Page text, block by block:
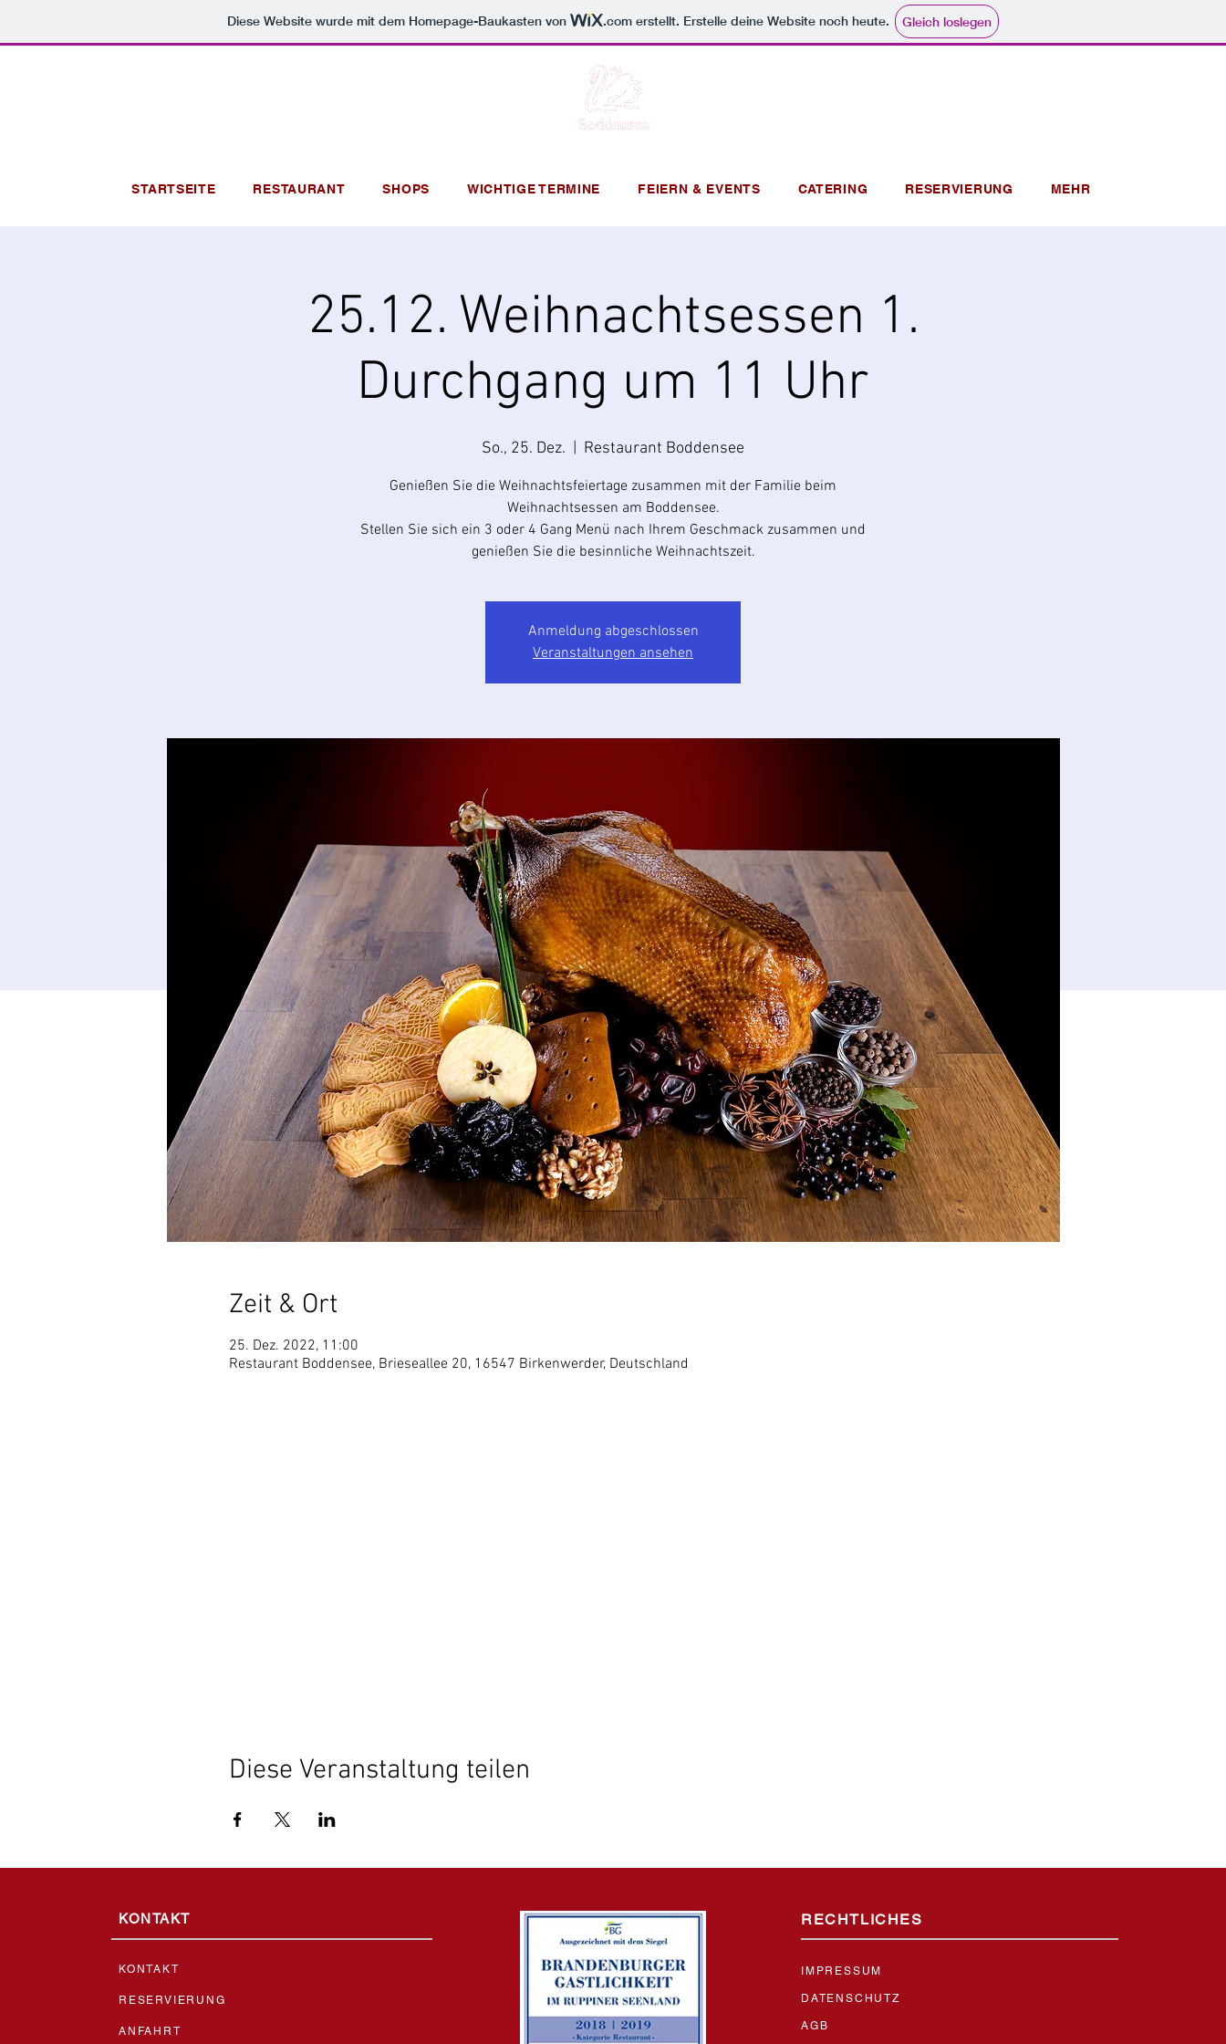
Diese Website wurde mit dem Homepage-Baukasten von .com erstellt. Erstelle deine Website noch heute. Gleich loslegen
STARTSEITE RESTAURANT SHOPS WICHTIGE TERMINE FEIERN & EVENTS CATERING RESERVIERUNG MEHR
25.12. Weihnachtsessen 1.
Durchgang um 11 Uhr
So., 25. Dez. Restaurant Boddensee
Genießen Sie die Weihnachtsfeiertage zusammen mit der Familie beim
Weihnachtsessen am Boddensee.
Stellen Sie sich ein 3 oder 4 Gang Menü nach Ihrem Geschmack zusammen und
genießen Sie die besinnliche Weihnachtszeit.
Anmeldung abgeschlossen
Veranstaltungen ansehen
Zeit & Ort
25. Dez. 2022, 11:00
Restaurant Boddensee, Brieseallee 20, 16547 Birkenwerder, Deutschland
Diese Veranstaltung teilen
KONTAKT
KONTAKT
RESERVIERUNG
ANFAHRT
RECHTLICHES
IMPRESSUM
DATENSCHUTZ
AGB